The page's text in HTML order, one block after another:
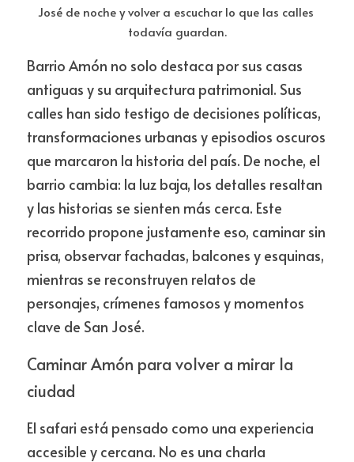
José de noche y volver a escuchar lo que las calles
todavía guardan.
Barrio Amón no solo destaca por sus casas
antiguas y su arquitectura patrimonial. Sus
calles han sido testigo de decisiones políticas,
transformaciones urbanas y episodios oscuros
que marcaron la historia del país. De noche, el
barrio cambia: la luz baja, los detalles resaltan
y las historias se sienten más cerca. Este
recorrido propone justamente eso, caminar sin
prisa, observar fachadas, balcones y esquinas,
mientras se reconstruyen relatos de
personajes, crímenes famosos y momentos
clave de San José.
Caminar Amón para volver a mirar la
ciudad
El safari está pensado como una experiencia
accesible y cercana. No es una charla